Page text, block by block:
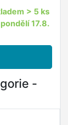
> 5 ks
17.8.
-